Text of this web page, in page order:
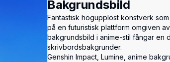
Bakgrundsbild
Fantastisk högupplöst konstverk
på en futuristisk plattform omgiven
bakgrundsbild i anime-stil fångar en
skrivbordsbakgrunder.
Genshin Impact, Lumine, anime